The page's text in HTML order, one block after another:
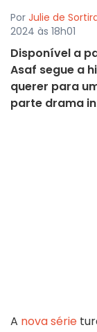
Por Julie de
2024 às 18h01
Disponível a
Asaf segue a
querer para
parte drama
A nova série